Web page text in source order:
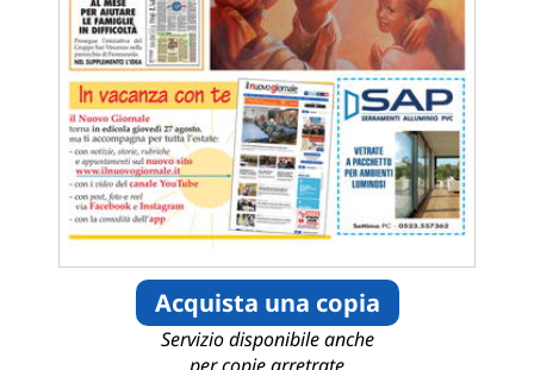
Acquista una copia
Servizio disponibile anche